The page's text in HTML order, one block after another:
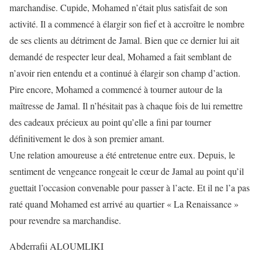
marchandise. Cupide, Mohamed n’était plus satisfait de son
activité. Il a commencé à élargir son fief et à accroître le nombre
de ses clients au détriment de Jamal. Bien que ce dernier lui ait
demandé de respecter leur deal, Mohamed a fait semblant de
n’avoir rien entendu et a continué à élargir son champ d’action.
Pire encore, Mohamed a commencé à tourner autour de la
maîtresse de Jamal. Il n’hésitait pas à chaque fois de lui remettre
des cadeaux précieux au point qu’elle a fini par tourner
définitivement le dos à son premier amant.
Une relation amoureuse a été entretenue entre eux. Depuis, le
sentiment de vengeance rongeait le cœur de Jamal au point qu’il
guettait l’occasion convenable pour passer à l’acte. Et il ne l’a pas
raté quand Mohamed est arrivé au quartier « La Renaissance »
pour revendre sa marchandise.
Abderrafii ALOUMLIKI